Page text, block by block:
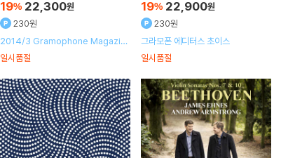
아바도 아르헤리치
19% 22,300원
230원
2014/3 Gramophone Magazine
Editor's Choice
일시품절
n Suite)
19% 22,900원
230원
그라모폰 에디터스 초이스
일시품절